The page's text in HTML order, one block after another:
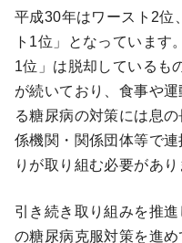
平成30年はワースト2位
ト1位」となっています
1位」は脱却しているも
が続いており、食事や
る糖尿病の対策には息
係機関・関係団体等で
りが取り組む必要があり
引き続き取り組みを推
の糖尿病克服対策を進